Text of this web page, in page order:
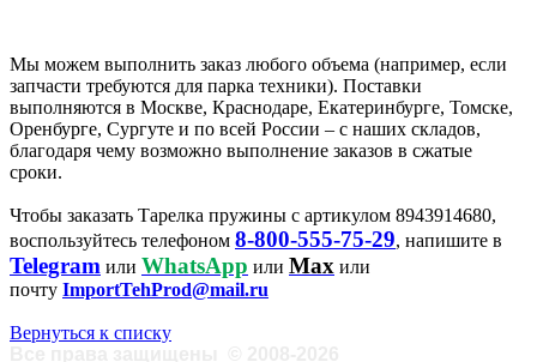
Мы можем выполнить заказ любого объема (например, если
запчасти требуются для парка техники). Поставки
выполняются в Москве, Краснодаре, Екатеринбурге, Томске,
Оренбурге, Сургуте и по всей России – с наших складов,
благодаря чему возможно выполнение заказов в сжатые
сроки.
Чтобы заказать Тарелка пружины с артикулом 8943914680,
воспользуйтесь телефоном 8-800-555-75-29, напишите в
Telegram или WhatsApp или Max или
почту ImportTehProd@mail.ru
Вернуться к списку